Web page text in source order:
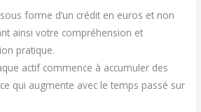
forme d’un crédit en euros et non
ainsi votre compréhension et
pratique.
actif commence à accumuler des
qui augmente avec le temps passé sur